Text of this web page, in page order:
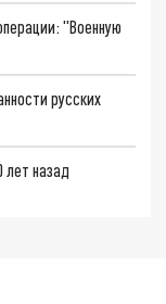
"Военную
русских
лет назад